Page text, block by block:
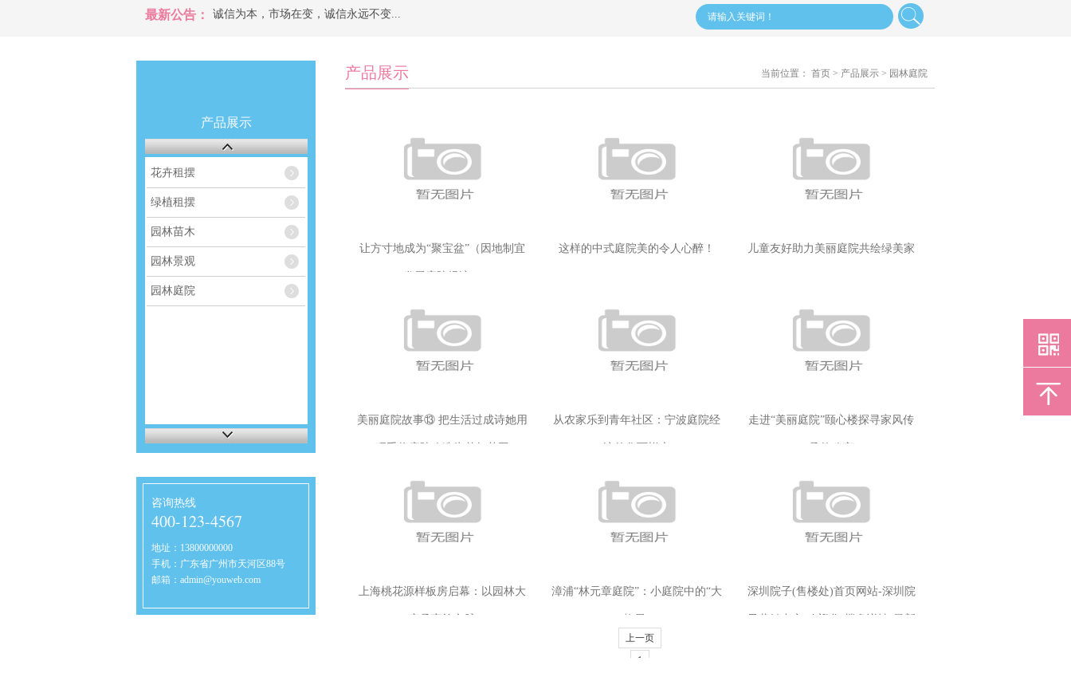
最新公告：
诚信为本，市场在变，诚信永远不变...
产品展示
花卉租摆
绿植租摆
园林苗木
园林景观
园林庭院
咨询热线
400-123-4567
地址：13800000000
手机：广东省广州市天河区88号
邮箱：admin@youweb.com
产品展示 当前位置： 首页 > 产品展示 > 园林庭院
让方寸地成为“聚宝盆”（因地制宜 这样的中式庭院美的令人心醉！ 儿童友好助力美丽庭院共绘绿美家
美丽庭院故事⑬ 把生活过成诗她用 从农家乐到青年社区：宁波庭院经 走进“美丽庭院”颐心楼探寻家风传
上海桃花源样板房启幕：以园林大 漳浦“林元章庭院”：小庭院中的“大 深圳院子(售楼处)首页网站-深圳院
上一页
1